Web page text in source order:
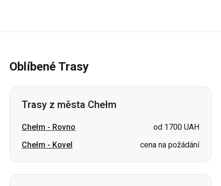
Oblíbené Trasy
Trasy z města Chełm
Chełm - Rovno
od 1700 UAH
Chełm - Kovel cena na požádání